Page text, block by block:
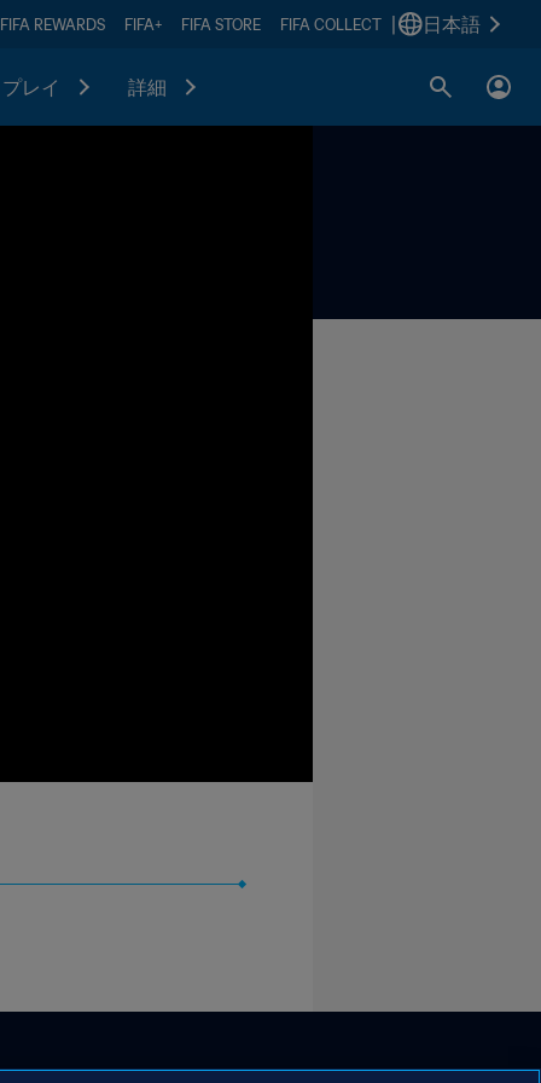
FIFA REWARDS FIFA+ FIFA STORE FIFA COLLECT 日本語
プレイ 詳細